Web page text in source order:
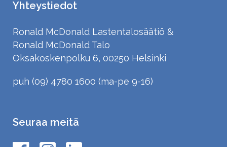
Yhteystiedot
Ronald McDonald Lastentalosäätiö &
Ronald McDonald Talo
Oksakoskenpolku 6, 00250 Helsinki
puh (09) 4780 1600 (ma-pe 9-16)
Seuraa meitä